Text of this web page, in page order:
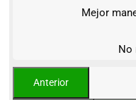
Mejor
No